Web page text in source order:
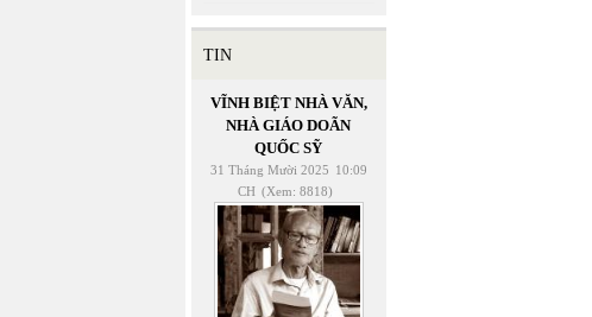
TIN
VĨNH BIỆT NHÀ VĂN,
NHÀ GIÁO DOÃN
QUỐC SỸ
31 Tháng Mười 2025 10:09
CH (Xem: 8818)